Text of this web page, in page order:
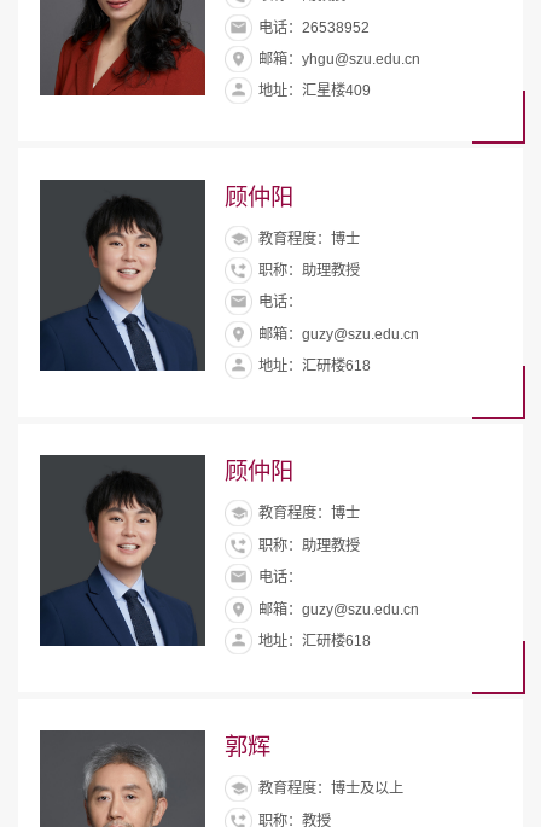
电话：26538952
邮箱：yhgu@szu.edu.cn
地址：汇星楼409
顾仲阳
教育程度：博士
职称：助理教授
电话：
邮箱：guzy@szu.edu.cn
地址：汇研楼618
顾仲阳
教育程度：博士
职称：助理教授
电话：
邮箱：guzy@szu.edu.cn
地址：汇研楼618
郭辉
教育程度：博士及以上
职称：教授